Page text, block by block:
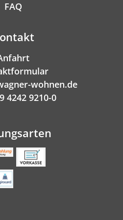
FAQ
wohnen.de
4242 9210-0